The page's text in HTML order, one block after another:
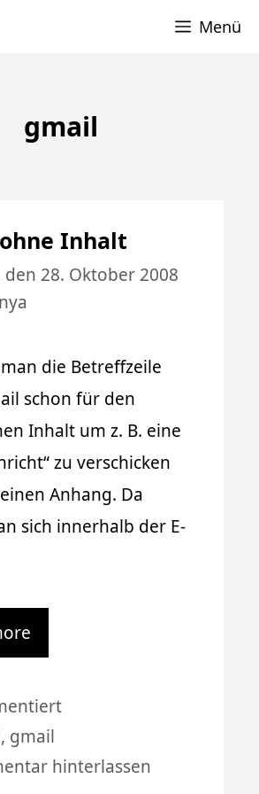
Menü
gmail
Inhalt
den 28. Oktober 2008
die Betreffzeile
schon für den
Inhalt um z. B. eine
zu verschicken
Anhang. Da
sich innerhalb der E-
, gmail
hinterlassen